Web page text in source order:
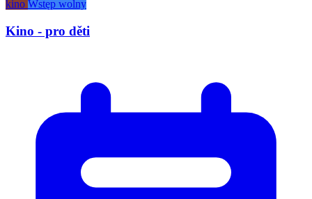
kino Wstęp wolny
Kino - pro děti